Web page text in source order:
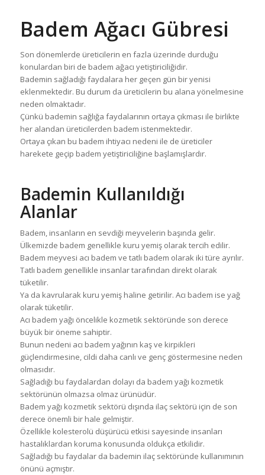
Badem Ağacı Gübresi
Son dönemlerde üreticilerin en fazla üzerinde durduğu
konulardan biri de badem ağacı yetiştiriciliğidir.
Bademin sağladığı faydalara her geçen gün bir yenisi
eklenmektedir. Bu durum da üreticilerin bu alana yönelmesine
neden olmaktadır.
Çünkü bademin sağlığa faydalarının ortaya çıkması ile birlikte
her alandan üreticilerden badem istenmektedir.
Ortaya çıkan bu badem ihtiyacı nedeni ile de üreticiler
harekete geçip badem yetiştiriciliğine başlamışlardır.
Bademin Kullanıldığı
Alanlar
Badem, insanların en sevdiği meyvelerin başında gelir.
Ülkemizde badem genellikle kuru yemiş olarak tercih edilir.
Badem meyvesi acı badem ve tatlı badem olarak iki türe ayrılır.
Tatlı badem genellikle insanlar tarafından direkt olarak
tüketilir.
Ya da kavrularak kuru yemiş haline getirilir. Acı badem ise yağ
olarak tüketilir.
Acı badem yağı öncelikle kozmetik sektöründe son derece
büyük bir öneme sahiptir.
Bunun nedeni acı badem yağının kaş ve kirpikleri
güçlendirmesine, cildi daha canlı ve genç göstermesine neden
olmasıdır.
Sağladığı bu faydalardan dolayı da badem yağı kozmetik
sektörünün olmazsa olmaz ürünüdür.
Badem yağı kozmetik sektörü dışında ilaç sektörü için de son
derece önemli bir hale gelmiştir.
Özellikle kolesterolü düşürücü etkisi sayesinde insanları
hastalıklardan koruma konusunda oldukça etkilidir.
Sağladığı bu faydalar da bademin ilaç sektöründe kullanımının
önünü açmıştır.